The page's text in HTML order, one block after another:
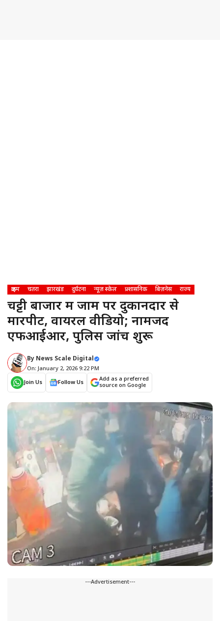
क्राइम चतरा झारखंड दुर्घटना न्यूज़ स्केल प्रशासनिक बिज़नेस राज्य
चट्टी बाजार में जाम पर दुकानदार से
मारपीट, वायरल वीडियो; नामजद
एफआईआर, पुलिस जांच शुरू
By News Scale Digital
On: January 2, 2026 9:22 PM
Join Us
Follow Us
Add as a preferred
source on Google
---Advertisement---